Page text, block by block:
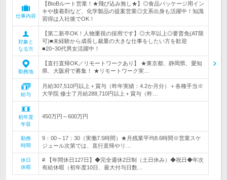
仕事内容
【BtoBルート営業！★飛び込み無し★】◎食品パッケージ用イン
キや接着剤など、化学製品の提案営業◎文系出身も活躍中！知識
習得は入社後でOK！
対象と
なる方
【第二新卒OK！人物重視の採用です】◎大卒以上◎要普免(AT限
可)■未経験から成長し裁量の大きな仕事をしたい方を歓迎
■20~30代男女活躍中！
勤務地
【直行直帰OK／リモートワークあり】 ★東京都、静岡県、愛知
県、大阪府で募集！ ★リモートワーク実…
給与
月給307,510円以上＋賞与（昨年実績：4.2か月分）＋各種手当※
大学院 修士了月給288,710円以上＋賞与（昨…
初年度
年収
450万円～600万円
勤務
時間
9：00～17：30（実働7.5時間）★月残業平均8.6時間※営業スケ
ジュール次第では、直行直帰やリ…
休日
休暇
# 【年間休日127日】◆完全週休2日制（土日休み）◆祝日◆年次
有給休暇（初年度10日、最大付与日数…